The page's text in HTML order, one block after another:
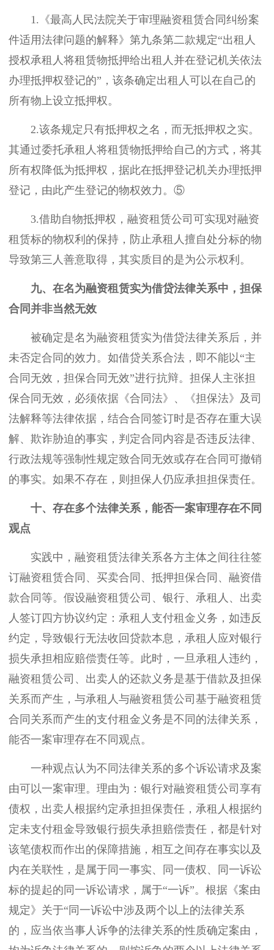
1.《最高人民法院关于审理融资租赁合同纠纷案
件适用法律问题的解释》第九条第二款规定“出租人
授权承租人将租赁物抵押给出租人并在登记机关依法
办理抵押权登记的”，该条确定出租人可以在自己的
所有物上设立抵押权。
2.该条规定只有抵押权之名，而无抵押权之实。
其通过委托承租人将租赁物抵押给自己的方式，将其
所有权降低为抵押权，据此在抵押登记机关办理抵押
登记，由此产生登记的物权效力。⑤
3.借助自物抵押权，融资租赁公司可实现对融资
租赁标的物权利的保持，防止承租人擅自处分标的物
导致第三人善意取得，其实质目的是为公示权利。
九、在名为融资租赁实为借贷法律关系中，担保
合同并非当然无效
被确定是名为融资租赁实为借贷法律关系后，并
未否定合同的效力。如借贷关系合法，即不能以“主
合同无效，担保合同无效”进行抗辩。担保人主张担
保合同无效，必须依据《合同法》、《担保法》及司
法解释等法律依据，结合合同签订时是否存在重大误
解、欺诈胁迫的事实，判定合同内容是否违反法律、
行政法规等强制性规定致合同无效或存在合同可撤销
的事实。如果不存在，则担保人仍应承担担保责任。
十、存在多个法律关系，能否一案审理存在不同
观点
实践中，融资租赁法律关系各方主体之间往往签
订融资租赁合同、买卖合同、抵押担保合同、融资借
款合同等。假设融资租赁公司、银行、承租人、出卖
人签订四方协议约定：承租人支付租金义务，如违反
约定，导致银行无法收回贷款本息，承租人应对银行
损失承担相应赔偿责任等。此时，一旦承租人违约，
融资租赁公司、出卖人的还款义务是基于借款及担保
关系而产生，与承租人与融资租赁公司基于融资租赁
合同关系而产生的支付租金义务是不同的法律关系，
能否一案审理存在不同观点。
一种观点认为不同法律关系的多个诉讼请求及案
由可以一案审理。理由为：银行对融资租赁公司享有
债权，出卖人根据约定承担担保责任，承租人根据约
定未支付租金导致银行损失承担赔偿责任，都是针对
该笔债权而作出的保障措施，相互之间存在事实以及
内在关联性，是属于同一事实、同一债权、同一诉讼
标的提起的同一诉讼请求，属于“一诉”。根据《案由
规定》关于“同一诉讼中涉及两个以上的法律关系
的，应当依当事人诉争的法律关系的性质确定案由，